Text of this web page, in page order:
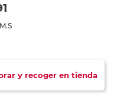
y recoger en tienda